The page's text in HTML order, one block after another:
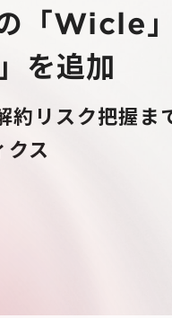
「Wicle
を追加
リスク把握ま
ス